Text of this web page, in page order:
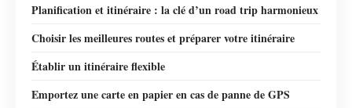
Planification et itinéraire : la clé d’un road trip harmonieux
Choisir les meilleures routes et préparer votre itinéraire
Établir un itinéraire flexible
Emportez une carte en papier en cas de panne de GPS